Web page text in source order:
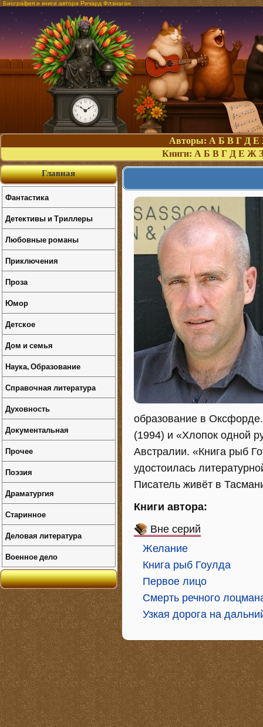
Биография и книги автора Ричард Флэнаган
Авторы: А Б В Г Д Е
Книги: А Б В Г Д Е Ж З
образование в
(1994) и «Хлопок одной
Австралии. «Книга рыб
удостоилась
Писатель живёт в
Книги автора:
Вне серий
Желание
Книга рыб Гоулда
Первое лицо
Смерть речного
Узкая дорога на
Главная
Фантастика
Детективы и Триллеры
Любовные романы
Приключения
Проза
Юмор
Детское
Дом и семья
Наука, Образование
Справочная литература
Духовность
Документальная
Прочее
Поэзия
Драматургия
Старинное
Деловая литература
Военное дело